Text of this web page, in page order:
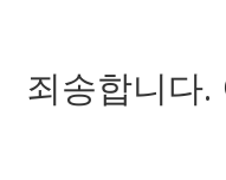
죄송합니다